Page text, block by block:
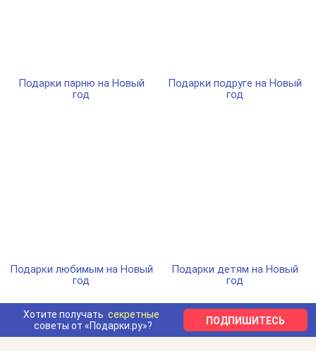
Подарки парню на Новый
год
Подарки подруге на Новый
год
Подарки любимым на Новый
год
Подарки детям на Новый
год
Хотите получать секретные
советы от «Подарки.ру»?
ПОДПИШИТЕСЬ